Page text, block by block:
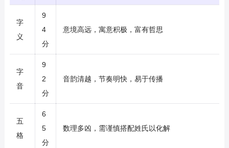
字
义
9
4
分
意境高远，寓意积极，富有哲思
字
音
9
2
分
音韵清越，节奏明快，易于传播
五
格
6
5
分
数理多凶，需谨慎搭配姓氏以化解